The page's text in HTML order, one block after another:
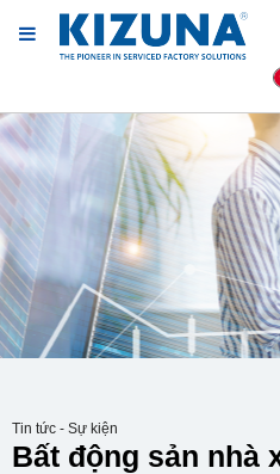
Tin tức - Sự kiện
Bất động sản nhà